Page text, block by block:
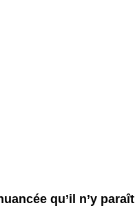
qu’il n’y paraît